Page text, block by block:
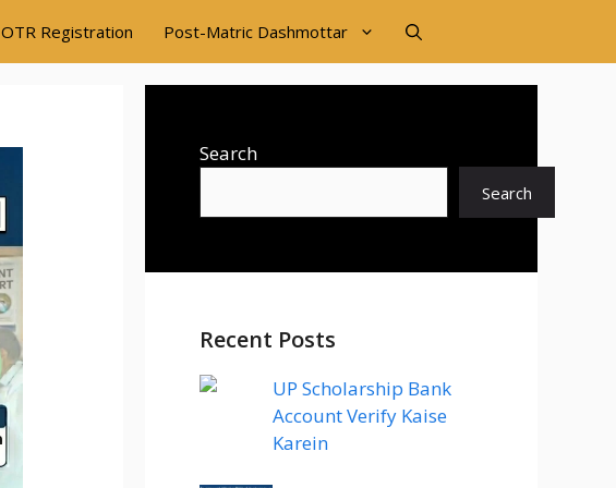
OTR Registration Post-Matric Dashmottar
Search
Search
Recent Posts
UP Scholarship Bank
Account Verify Kaise
Karein